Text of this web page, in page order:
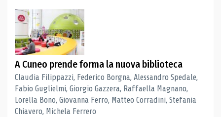
A Cuneo prende forma la nuova biblioteca
Claudia Filippazzi, Federico Borgna, Alessandro Spedale,
Fabio Guglielmi, Giorgio Gazzera, Raffaella Magnano,
Lorella Bono, Giovanna Ferro, Matteo Corradini, Stefania
Chiavero, Michela Ferrero